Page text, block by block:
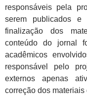
responsáveis pela
serem publicados e
finalização dos
conteúdo do jornal
acadêmicos
responsável pelo
externos apenas
correção dos